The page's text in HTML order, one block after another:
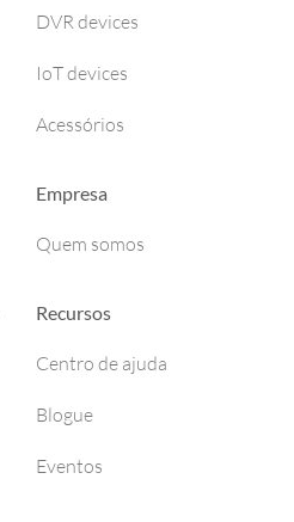
DVR devices
IoT devices
Acessórios
Empresa
Quem somos
Recursos
Centro de ajuda
Blogue
Eventos